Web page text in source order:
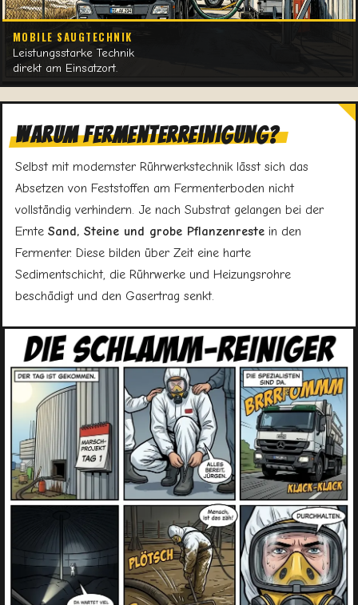
MOBILE SAUGTECHNIK
Leistungsstarke Technik
direkt am Einsatzort.
Warum Fermenterreinigung?
Selbst mit modernster Rührwerkstechnik lässt sich das
Absetzen von Feststoffen am Fermenterboden nicht
vollständig verhindern. Je nach Substrat gelangen bei der
Ernte Sand, Steine und grobe Pflanzenreste in den
Fermenter. Diese bilden über Zeit eine harte
Sedimentschicht, die Rührwerke und Heizungsrohre
beschädigt und den Gasertrag senkt.